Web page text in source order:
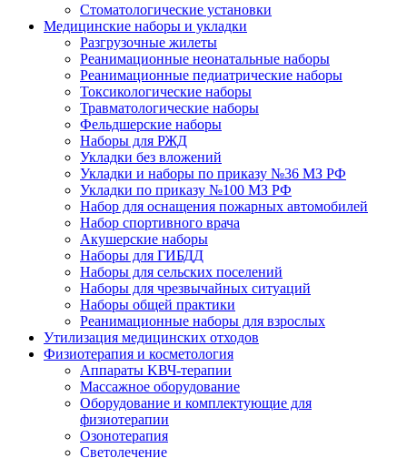
Стоматологические установки
Медицинские наборы и укладки
Разгрузочные жилеты
Реанимационные неонатальные наборы
Реанимационные педиатрические наборы
Токсикологические наборы
Травматологические наборы
Фельдшерские наборы
Наборы для РЖД
Укладки без вложений
Укладки и наборы по приказу №36 МЗ РФ
Укладки по приказу №100 МЗ РФ
Набор для оснащения пожарных автомобилей
Набор спортивного врача
Акушерские наборы
Наборы для ГИБДД
Наборы для сельских поселений
Наборы для чрезвычайных ситуаций
Наборы общей практики
Реанимационные наборы для взрослых
Утилизация медицинских отходов
Физиотерапия и косметология
Аппараты KВЧ-терапии
Массажное оборудование
Оборудование и комплектующие для
физиотерапии
Озонотерапия
Светолечение